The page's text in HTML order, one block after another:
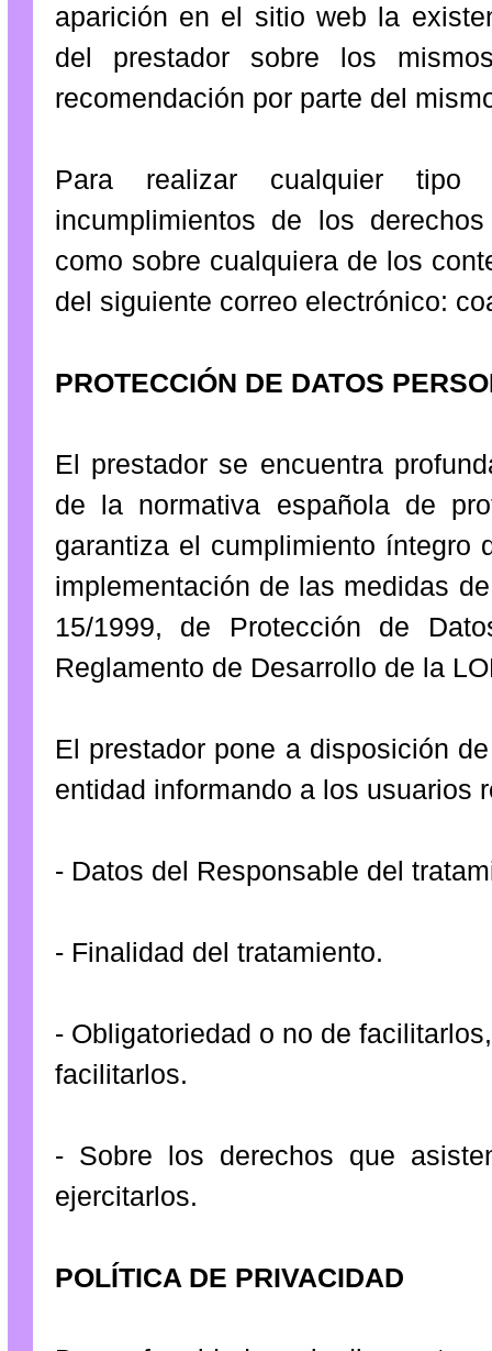
aparición en el sitio web la
del prestador sobre los
recomendación por parte del
Para realizar cualquier tipo
incumplimientos de los
como sobre cualquiera de los
del siguiente correo electrónico:
PROTECCIÓN DE DATOS
El prestador se encuentra
de la normativa española de
garantiza el cumplimiento íntegro
implementación de las medidas
15/1999, de Protección de
Reglamento de Desarrollo de la
El prestador pone a disposición
entidad informando a los usuarios
- Datos del Responsable del
- Finalidad del tratamiento.
- Obligatoriedad o no de
facilitarlos.
- Sobre los derechos que
ejercitarlos.
POLÍTICA DE PRIVACIDAD